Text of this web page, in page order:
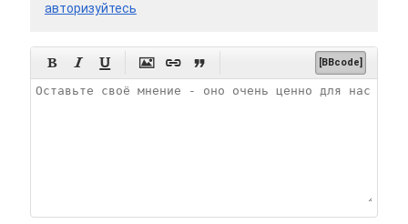
авторизуйтесь
      [BBcode]